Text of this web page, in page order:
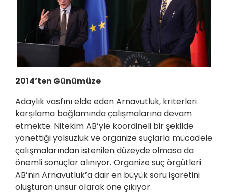
2014’ten Günümüze
Adaylık vasfını elde eden Arnavutluk, kriterleri
karşılama bağlamında çalışmalarına devam
etmekte. Nitekim AB’yle koordineli bir şekilde
yönettiği yolsuzluk ve organize suçlarla mücadele
çalışmalarından istenilen düzeyde olmasa da
önemli sonuçlar alınıyor. Organize suç örgütleri
AB’nin Arnavutluk’a dair en büyük soru işaretini
oluşturan unsur olarak öne çıkıyor.